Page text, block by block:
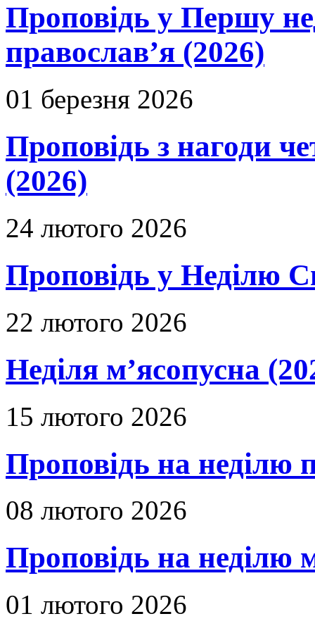
Проповідь у Першу
православ’я (2026)
01 березня 2026
Проповідь з нагоди
(2026)
24 лютого 2026
Проповідь у Неділю
22 лютого 2026
Неділя м’ясопусна
15 лютого 2026
Проповідь на неділю
08 лютого 2026
Проповідь на неділю
01 лютого 2026